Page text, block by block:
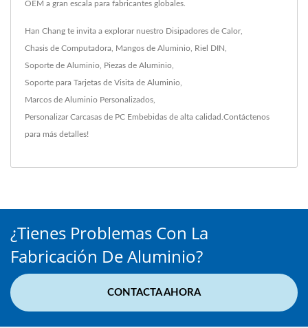
OEM a gran escala para fabricantes globales.
Han Chang te invita a explorar nuestro Disipadores de Calor,
Chasis de Computadora Mangos de Aluminio Riel DIN
Soporte de Aluminio Piezas de Aluminio
Soporte para Tarjetas de Visita de Aluminio
Marcos de Aluminio Personalizados
Personalizar Carcasas de PC Embebidas de alta calidad. Contáctenos
para más detalles!
¿Tienes Problemas Con La
Fabricación De Aluminio?
CONTACTA AHORA